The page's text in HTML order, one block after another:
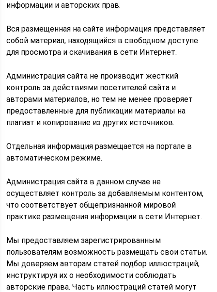
информации и авторских прав.
Вся размещенная на сайте информация представляет
собой материал, находящийся в свободном доступе
для просмотра и скачивания в сети Интернет.
Администрация сайта не производит жесткий
контроль за действиями посетителей сайта и
авторами материалов, но тем не менее проверяет
предоставленные для публикации материалы на
плагиат и копирование из других источников.
Отдельная информация размещается на портале в
автоматическом режиме.
Администрация сайта в данном случае не
осуществляет контроль за добавляемым контентом,
что соответствует общепризнанной мировой
практике размещения информации в сети Интернет.
Мы предоставляем зарегистрированным
пользователям возможность размещать свои статьи.
Мы доверяем авторам статей подбор иллюстраций,
инструктируя их о необходимости соблюдать
авторские права. Часть иллюстраций статей могут